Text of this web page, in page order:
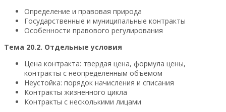
Определение и правовая природа
Государственные и муниципальные контракты
Особенности правового регулирования
Тема 20.2. Отдельные условия
Цена контракта: твердая цена, формула цены,
контракты с неопределенным объемом
Неустойка: порядок начисления и списания
Контракты жизненного цикла
Контракты с несколькими лицами